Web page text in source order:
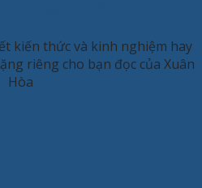
kiến thức và kinh nghiệm hay
riêng cho bạn đọc của Xuân
Hòa